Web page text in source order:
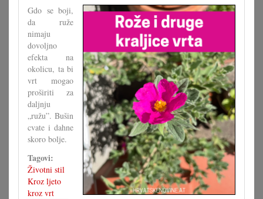
zakon
Gdo se boji,
da ruže
nimaju
dovoljno
efekta na
okolicu, ta bi
vrt mogao
proširiti za
daljnju
„ružu”. Bušin
cvate i dahne
skoro bolje.
Tagovi:
Životni stil
Kroz ljeto
kroz vrt